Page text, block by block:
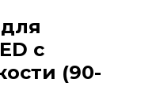
с
(90-